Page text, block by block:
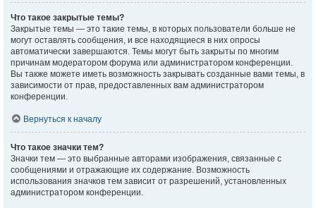
Что такое закрытые темы?
Закрытые темы — это такие темы, в которых пользователи больше не
могут оставлять сообщения, и все находящиеся в них опросы
автоматически завершаются. Темы могут быть закрыты по многим
причинам модератором форума или администратором конференции.
Вы также можете иметь возможность закрывать созданные вами темы, в
зависимости от прав, предоставленных вам администратором
конференции.
Вернуться к началу
Что такое значки тем?
Значки тем — это выбранные авторами изображения, связанные с
сообщениями и отражающие их содержание. Возможность
использования значков тем зависит от разрешений, установленных
администратором конференции.